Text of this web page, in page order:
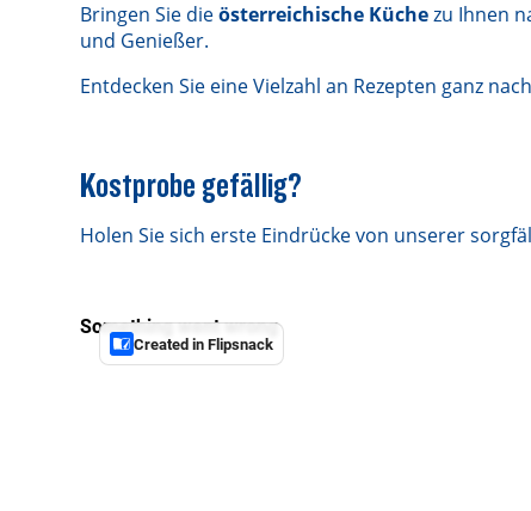
Bringen Sie dieösterreichische Küchezu Ihnen
und Genießer.
Entdecken Sie eine Vielzahl an Rezepten ganz
Kostprobe gefällig?
Holen Sie sich erste Eindrücke von unserer